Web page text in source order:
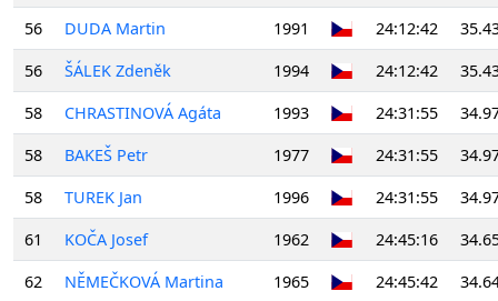
56
DUDA Martin 1991 24:12:42
56
ŠÁLEK Zdeněk 1994 24:12:42
58
CHRASTINOVÁ Agáta 1993 24:31:55
58
BAKEŠ Petr 1977 24:31:55
58
TUREK Jan 1996 24:31:55
61
KOČA Josef 1962 24:45:16
62
NĚMEČKOVÁ Martina 1965 24:45:42